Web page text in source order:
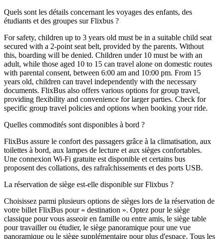
Quels sont les détails concernant les voyages des enfants, des
étudiants et des groupes sur Flixbus ?
For safety, children up to 3 years old must be in a suitable child seat
secured with a 2-point seat belt, provided by the parents. Without
this, boarding will be denied. Children under 10 must be with an
adult, while those aged 10 to 15 can travel alone on domestic routes
with parental consent, between 6:00 am and 10:00 pm. From 15
years old, children can travel independently with the necessary
documents. FlixBus also offers various options for group travel,
providing flexibility and convenience for larger parties. Check for
specific group travel policies and options when booking your ride.
Quelles commodités sont disponibles à bord ?
FlixBus assure le confort des passagers grâce à la climatisation, aux
toilettes à bord, aux lampes de lecture et aux sièges confortables.
Une connexion Wi-Fi gratuite est disponible et certains bus
proposent des collations, des rafraîchissements et des ports USB.
La réservation de siège est-elle disponible sur Flixbus ?
Choisissez parmi plusieurs options de sièges lors de la réservation de
votre billet FlixBus pour « destination ». Optez pour le siège
classique pour vous asseoir en famille ou entre amis, le siège table
pour travailler ou étudier, le siège panoramique pour une vue
panoramique ou le siège supplémentaire pour plus d'espace. Tous les